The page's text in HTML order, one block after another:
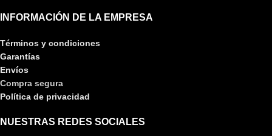
INFORMACIÓN DE LA EMPRESA
Términos y condiciones
Garantías
Envíos
Compra segura
Política de privacidad
NUESTRAS REDES SOCIALES